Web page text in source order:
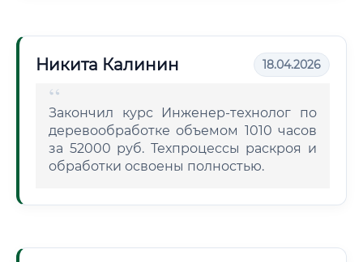
Никита Калинин 18.04.2026
Закончил курс Инженер-технолог по
деревообработке объемом 1010 часов
за 52000 руб. Техпроцессы раскроя и
обработки освоены полностью.